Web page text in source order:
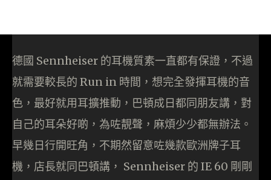
德國 Sennheiser 的耳機質素一直都有保證，不過
就需要較長的 Run in 時間，想完全發揮耳機的音
色，最好就用耳擴推動，巴頓成日都同朋友講，對
自己的耳朵好啲，為咗靚聲，麻煩少少都無辦法。
早幾日行開旺角，不期然留意咗幾款歐洲牌子耳
機，店長就同巴頓講， Sennheiser 的 IE 60 剛剛